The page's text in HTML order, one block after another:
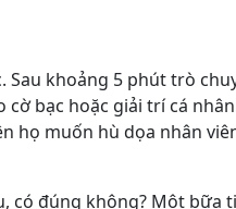
khoảng 5 phút trò
bạc hoặc giải trí cá
họ muốn hù dọa nhân
đúng không? Một